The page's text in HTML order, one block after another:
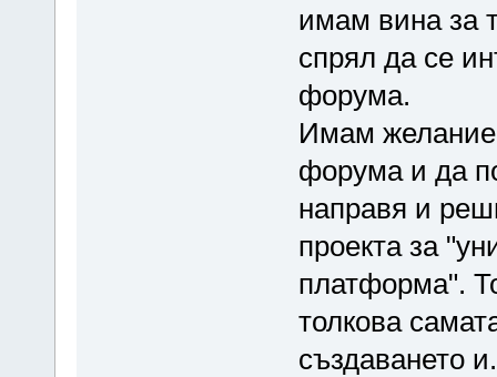
имам вина за
спрял да се
форума.
Имам
форума и да
направя и
проекта за
платформа".
толкова
създаването